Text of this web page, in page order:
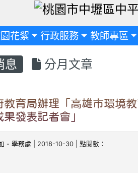
花絮 行政服務 教師專區
息 分月文章
教育局辦理「高雄市環境
發表記者會」
-學務處 | 2018-10-30 | 點閱數：